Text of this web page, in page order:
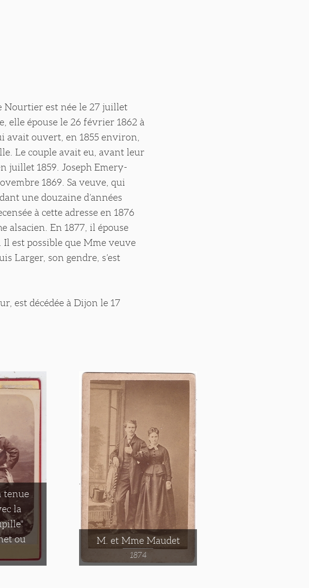
Nourtier est née le 27 juillet
elle épouse le 26 février 1862 à
avait ouvert, en 1855 environ,
Le couple avait eu, avant leur
juillet 1859. Joseph Emery-
1869. Sa veuve, qui
une douzaine d’années
à cette adresse en 1876
alsacien. En 1877, il épouse
Il est possible que Mme veuve
Larger, son gendre, s’est
est décédée à Dijon le 17
tenue
la
ou
M. et Mme Maudet
1874